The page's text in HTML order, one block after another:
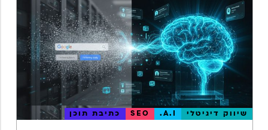
שיווק דיגיטלי A.I.
SEO כתיבת תוכן